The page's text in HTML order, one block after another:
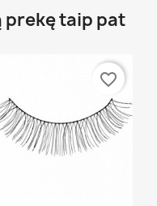
prekę taip pat
favorite_border